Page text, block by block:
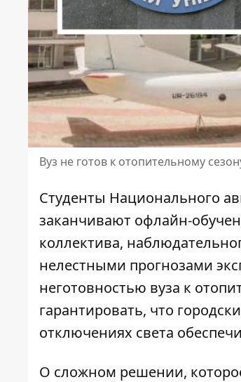
Вуз не готов к отопительному
Студенты Национального
заканчивают офлайн-
коллектива,
нелестными прогнозами
неготовностью вуза к
гарантировать, что
отключениях света
О сложном решении,